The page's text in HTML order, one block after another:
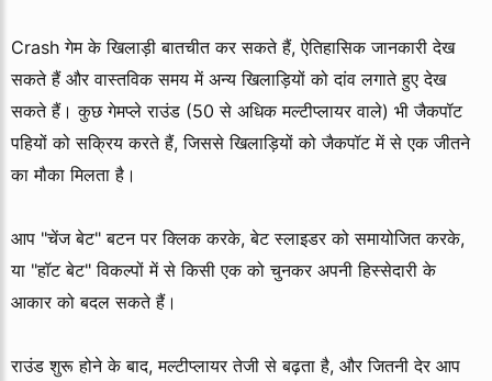
Crash गेम के खिलाड़ी बातचीत कर सकते हैं, ऐतिहासिक जानकारी देख
सकते हैं और वास्तविक समय में अन्य खिलाड़ियों को दांव लगाते हुए देख
सकते हैं। कुछ गेमप्ले राउंड (50 से अधिक मल्टीप्लायर वाले) भी जैकपॉट
पहियों को सक्रिय करते हैं, जिससे खिलाड़ियों को जैकपॉट में से एक जीतने
का मौका मिलता है।
आप "चेंज बेट" बटन पर क्लिक करके, बेट स्लाइडर को समायोजित करके,
या "हॉट बेट" विकल्पों में से किसी एक को चुनकर अपनी हिस्सेदारी के
आकार को बदल सकते हैं।
राउंड शुरू होने के बाद, मल्टीप्लायर तेजी से बढ़ता है, और जितनी देर आप